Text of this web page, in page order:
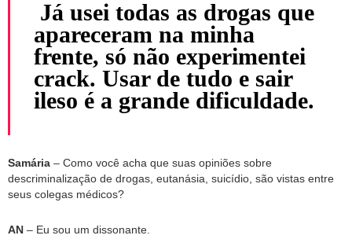
Já usei todas as drogas que
apareceram na minha
frente, só não experimentei
crack. Usar de tudo e sair
ileso é a grande dificuldade.
Samária – Como você acha que suas opiniões sobre
descriminalização de drogas, eutanásia, suicídio, são vistas entre
seus colegas médicos?
AN – Eu sou um dissonante.